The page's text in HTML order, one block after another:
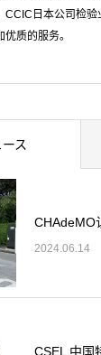
CCIC日本公司检
质的服务。
ス
CHAdeMO
2024.06.14
CSEL 中国